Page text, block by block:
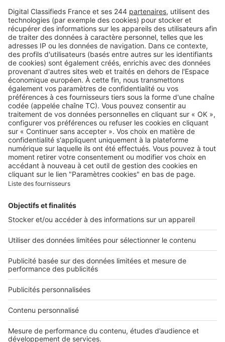
Retrouvez-nous sur …
A propos
Qui sommes-nous ?
Contacter le service client
Nous rejoindre
Presse
Nos applications
Découvrez nos applications
Services pro